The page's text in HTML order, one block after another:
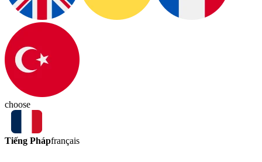
choose
Tiếng Phápfrançais